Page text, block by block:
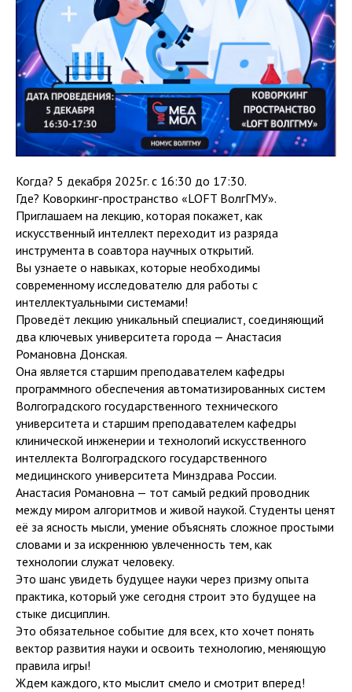
Когда? 5 декабря 2025г. с 16:30 до 17:30.
Где? Коворкинг-пространство «LOFT ВолгГМУ».
Приглашаем на лекцию, которая покажет, как
искусственный интеллект переходит из разряда
инструмента в соавтора научных открытий.
Вы узнаете о навыках, которые необходимы
современному исследователю для работы с
интеллектуальными системами!
Проведёт лекцию уникальный специалист, соединяющий
два ключевых университета города — Анастасия
Романовна Донская.
Она является старшим преподавателем кафедры
программного обеспечения автоматизированных систем
Волгоградского государственного технического
университета и старшим преподавателем кафедры
клинической инженерии и технологий искусственного
интеллекта Волгоградского государственного
медицинского университета Минздрава России.
Анастасия Романовна — тот самый редкий проводник
между миром алгоритмов и живой наукой. Студенты ценят
её за ясность мысли, умение объяснять сложное простыми
словами и за искреннюю увлеченность тем, как
технологии служат человеку.
Это шанс увидеть будущее науки через призму опыта
практика, который уже сегодня строит это будущее на
стыке дисциплин.
Это обязательное событие для всех, кто хочет понять
вектор развития науки и освоить технологию, меняющую
правила игры!
Ждем каждого, кто мыслит смело и смотрит вперед!